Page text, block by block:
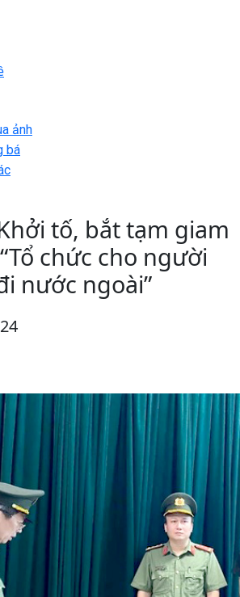
ảnh
bá
tố, bắt tạm giam
chức cho người
nước ngoài”